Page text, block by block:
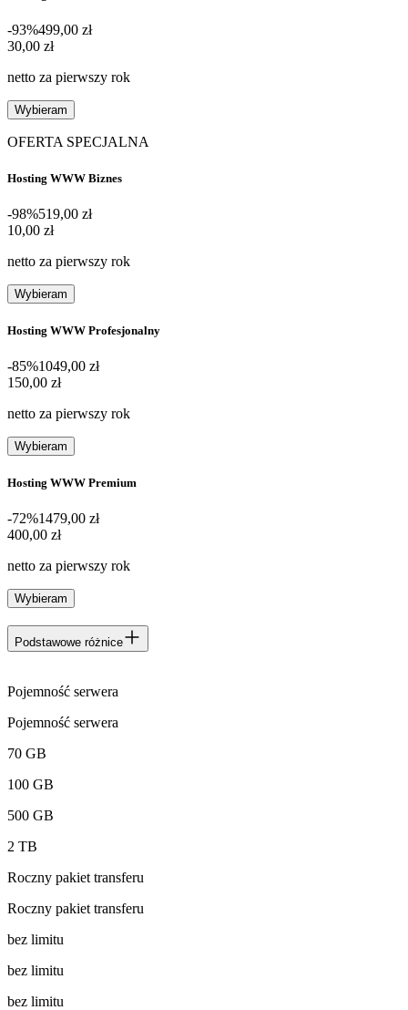
-93%499,00 zł
30,00 zł
30,00 zł
netto za pierwszy rok
Wybieram
OFERTA SPECJALNA
Hosting WWW Biznes
-98%519,00 zł
10,00 zł
10,00 zł
netto za pierwszy rok
Wybieram
Hosting WWW Profesjonalny
-85%1049,00 zł
150,00 zł
150,00 zł
netto za pierwszy rok
Wybieram
Hosting WWW Premium
-72%1479,00 zł
400,00 zł
400,00 zł
netto za pierwszy rok
Wybieram
Podstawowe różnice
Pojemność serwera
Pojemność serwera
70 GB
100 GB
500 GB
2 TB
Roczny pakiet transferu
Roczny pakiet transferu
bez limitu
bez limitu
bez limitu